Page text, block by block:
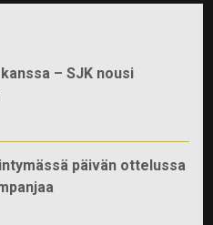
– SJK nousi
päivän ottelussa